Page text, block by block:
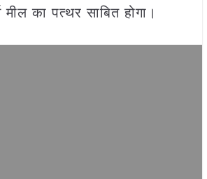
मील का पत्थर साबित होगा।